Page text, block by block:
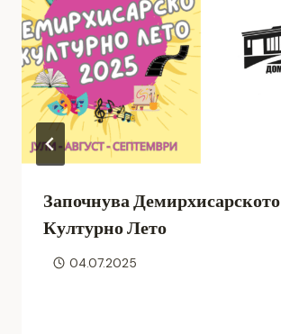
Започнува Демирхисарското
Културно Лето
04.07.2025